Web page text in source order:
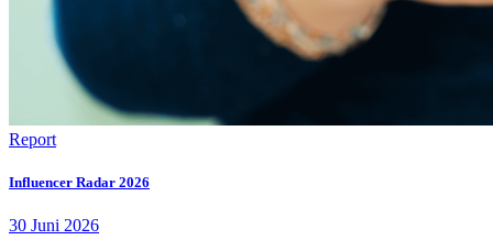
Report
Influencer Radar 2026
30 Juni 2026